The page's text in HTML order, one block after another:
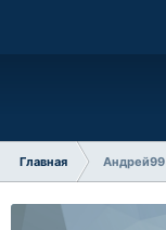
Главная Андрей99